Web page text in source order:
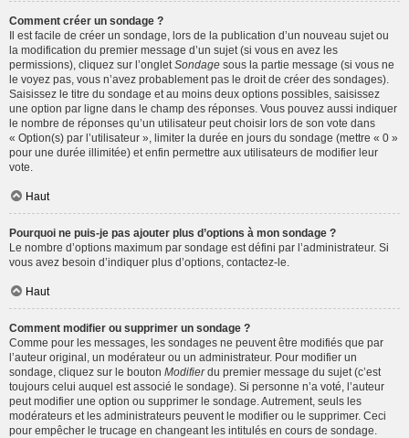
Comment créer un sondage ?
Il est facile de créer un sondage, lors de la publication d’un nouveau sujet ou
la modification du premier message d’un sujet (si vous en avez les
permissions), cliquez sur l’onglet Sondage sous la partie message (si vous ne
le voyez pas, vous n’avez probablement pas le droit de créer des sondages).
Saisissez le titre du sondage et au moins deux options possibles, saisissez
une option par ligne dans le champ des réponses. Vous pouvez aussi indiquer
le nombre de réponses qu’un utilisateur peut choisir lors de son vote dans
« Option(s) par l’utilisateur », limiter la durée en jours du sondage (mettre « 0 »
pour une durée illimitée) et enfin permettre aux utilisateurs de modifier leur
vote.
Haut
Pourquoi ne puis-je pas ajouter plus d’options à mon sondage ?
Le nombre d’options maximum par sondage est défini par l’administrateur. Si
vous avez besoin d’indiquer plus d’options, contactez-le.
Haut
Comment modifier ou supprimer un sondage ?
Comme pour les messages, les sondages ne peuvent être modifiés que par
l’auteur original, un modérateur ou un administrateur. Pour modifier un
sondage, cliquez sur le bouton Modifierdu premier message du sujet (c’est
toujours celui auquel est associé le sondage). Si personne n’a voté, l’auteur
peut modifier une option ou supprimer le sondage. Autrement, seuls les
modérateurs et les administrateurs peuvent le modifier ou le supprimer. Ceci
pour empêcher le trucage en changeant les intitulés en cours de sondage.